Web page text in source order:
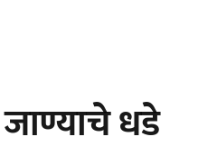
धडे